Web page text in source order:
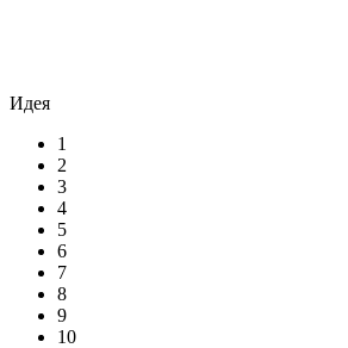
Идея
1
2
3
4
5
6
7
8
9
10